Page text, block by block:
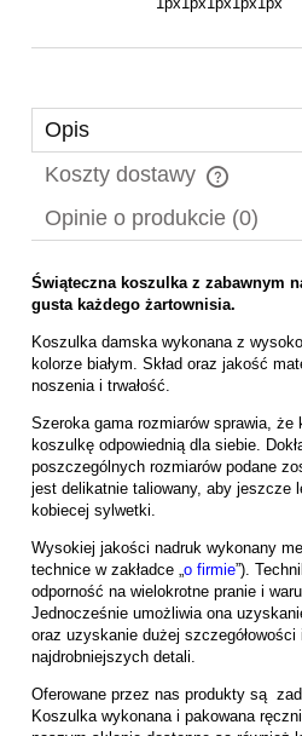
Opis
Koszty dostawy
Cena nie zawiera ewentualnych
Opinie o produkcie (0)
Świąteczna koszulka z zabawnym
gusta każdego żartownisia.
Koszulka damska wykonana z
kolorze białym. Skład oraz jakość
noszenia i trwałość.
Szeroka gama rozmiarów sprawia, że
koszulkę odpowiednią dla siebie.
poszczególnych rozmiarów podane
jest delikatnie taliowany, aby jeszcze
kobiecej sylwetki.
Wysokiej jakości nadruk wykonany
technice w zakładce „o firmie”).
odporność na wielokrotne pranie i
Jednocześnie umożliwia ona
oraz uzyskanie dużej szczegółowości
najdrobniejszych detali.
Oferowane przez nas produkty są
Koszulka wykonana i pakowana